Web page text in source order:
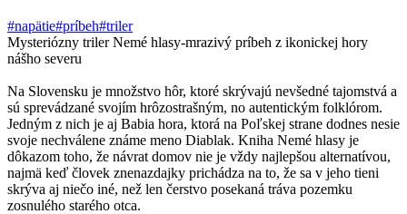
#napätie#príbeh#triler
Mysteriózny triler Nemé hlasy-mrazivý príbeh z ikonickej hory
nášho severu
Na Slovensku je množstvo hôr, ktoré skrývajú nevšedné tajomstvá a
sú sprevádzané svojím hrôzostrašným, no autentickým folklórom.
Jedným z nich je aj Babia hora, ktorá na Poľskej strane dodnes nesie
svoje nechválene známe meno Diablak. Kniha Nemé hlasy je
dôkazom toho, že návrat domov nie je vždy najlepšou alternatívou,
najmä keď človek znenazdajky prichádza na to, že sa v jeho tieni
skrýva aj niečo iné, než len čerstvo posekaná tráva pozemku
zosnulého starého otca.